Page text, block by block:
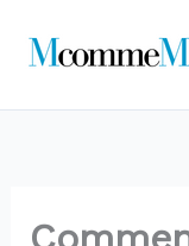
contenu